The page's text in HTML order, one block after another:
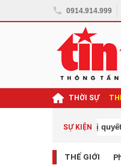
0914.914.999
THỜI SỰ
SỰ KIỆN
quyết Đại hội XIV
THẾ GIỚI